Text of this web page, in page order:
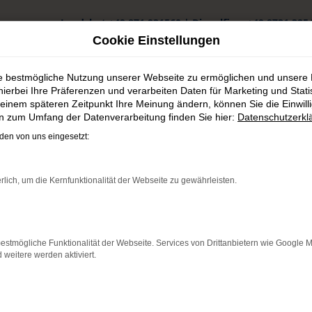
Landshut +49 871 931560|Dingolfing +49 8731
in Garching günstig kaufen
Garching günstig kaufen
Tageszulassung
Garching empfehlen wir vorbehaltlos auch eine Hyundai i30
„Quadratur des Kreises“ die damit einhergeht. Einerseits
an einem anderen Ort auch nur einen Kilometer gefahren
passen den Preis entsprechend an. Das ist clever und vor
Cookie Einstellungen
bestmögliche Nutzung unserer Webseite zu ermöglichen und unsere
Ihre Präferenzen und verarbeiten Daten für Marketing und
späteren Zeitpunkt Ihre Meinung ändern, können Sie die
zum Umfang der Datenverarbeitung finden Sie hier:
von uns eingesetzt:
um die Kernfunktionalität der Webseite zu gewährleisten.
Funktionalität der Webseite. Services von Drittanbietern wie Google
weitere werden aktiviert.